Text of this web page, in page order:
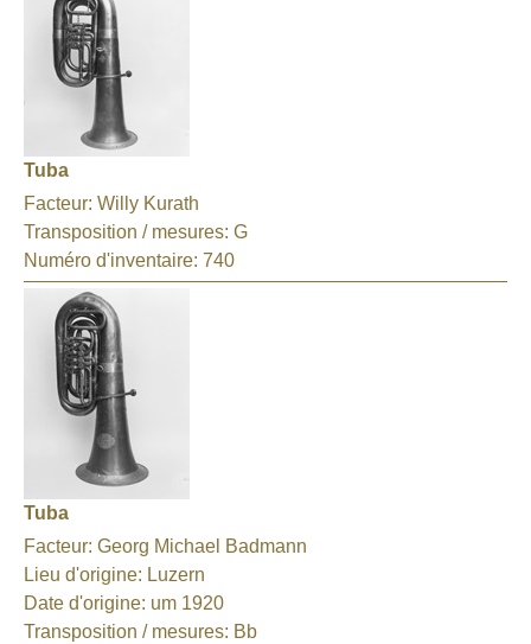
Tuba
Facteur: Willy Kurath
Transposition / mesures: G
Numéro d'inventaire: 740
Tuba
Facteur: Georg Michael Badmann
Lieu d'origine: Luzern
Date d'origine: um 1920
Transposition / mesures: Bb